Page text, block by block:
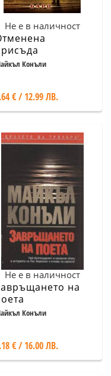
Не е в наличност
Конъли
€ / 12.99 ЛВ.
Не е в наличност
на
Конъли
€ / 16.00 ЛВ.